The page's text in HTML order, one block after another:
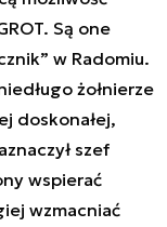
Są one
w Radomiu.
żołnierze
doskonałej,
szef
wspierać
wzmacniać